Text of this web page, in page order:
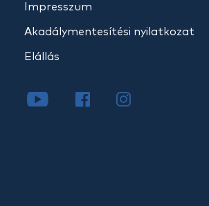
Impresszum
Akadálymentesítési nyilatkozat
Elállás